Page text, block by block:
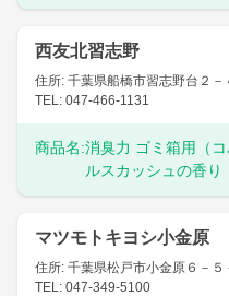
西友北習志野
住所: 千葉県船橋市習志野台２－
TEL: 047-466-1131
商品名:消臭力 ゴミ箱用（
ルスカッシュの香り
マツモトキヨシ小金原
住所: 千葉県松戸市小金原６－５
TEL: 047-349-5100